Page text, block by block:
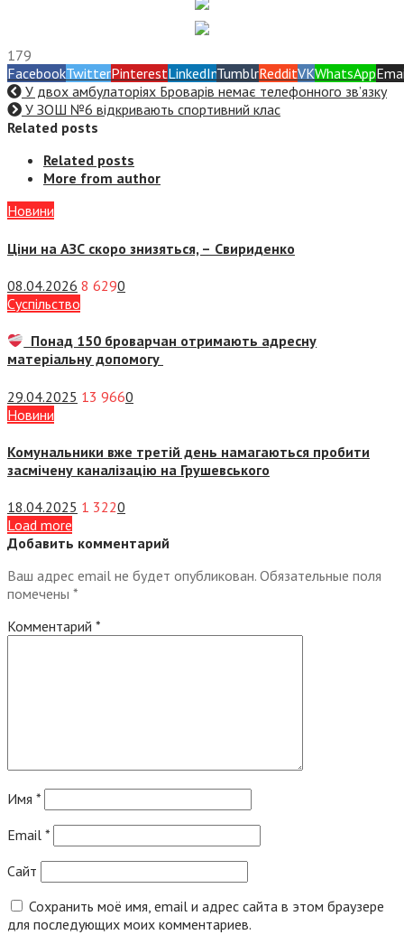
179
FacebookTwitterPinterestLinkedInTumblrRedditVKWhatsApp
У двох амбулаторіях Броварів немає телефонного зв’язку
У ЗОШ №6 відкривають спортивний клас
Related posts
Related posts
More from author
Новини
Ціни на АЗС скоро знизяться, – Свириденко
08.04.2026 8 6290
Суспiльство
Понад 150 броварчан отримають адресну
матеріальну допомогу
29.04.2025 13 9660
Новини
Комунальники вже третій день намагаються пробити
засмічену каналізацію на Грушевського
18.04.2025 1 3220
Load more
Добавить комментарий
Ваш адрес email не будет опубликован. Обязательные поля
помечены *
Комментарий *
Имя *
Email *
Сайт
Сохранить моё имя, email и адрес сайта в этом браузере
для последующих моих комментариев.